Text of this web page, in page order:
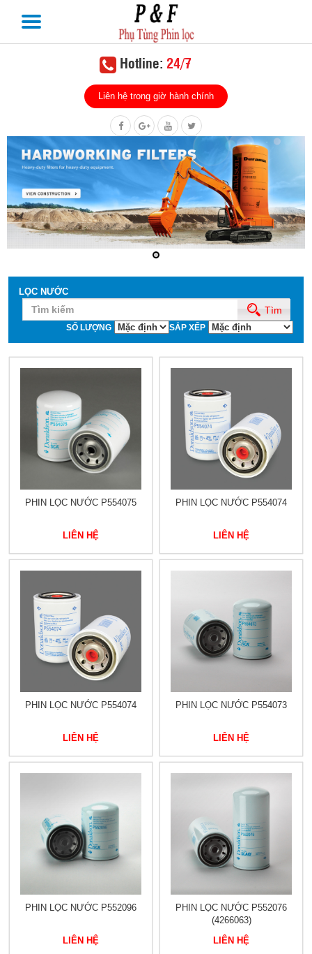
Hotline: 24/7
Liên hệ trong giờ hành chính
LỌC NƯỚC
Tìm
SẮP XẾP
SỐ LƯỢNG
PHIN LỌC NƯỚC P554075
LIÊN HỆ
PHIN LỌC NƯỚC P554074
LIÊN HỆ
PHIN LỌC NƯỚC P554074
LIÊN HỆ
PHIN LỌC NƯỚC P554073
LIÊN HỆ
PHIN LỌC NƯỚC P552096
LIÊN HỆ
PHIN LỌC NƯỚC P552076
(4266063)
LIÊN HỆ